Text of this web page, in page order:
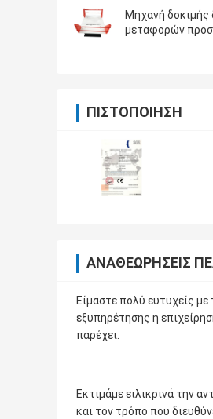
Μηχανή δοκιμής
μεταφορών
ΠΙΣΤΟΠΟΊΗΣΗ
ΑΝΑΘΕΩΡΉΣΕΙΣ
Είμαστε πολύ ευτυχείς
εξυπηρέτησης η
παρέχει.
Εκτιμάμε ειλικρινά την
και τον τρόπο που